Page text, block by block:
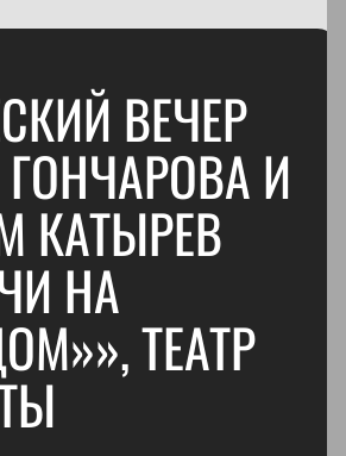
ВЕЧЕР
И
КАТЫРЕВ
НА
ТЕАТР